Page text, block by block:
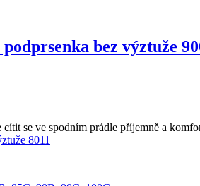
bez výztuže
se ve spodním prádle příjemně a